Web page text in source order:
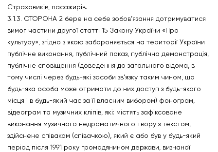
Страховиків, пасажирів.
3.1.3. СТОРОНА 2 бере на себе зобов’язання дотримуватися
вимог частини другої статті 15 Закону України «Про
культуру», згідно з якою забороняється на території України
публічне виконання, публічний показ, публічна демонстрація,
публічне сповіщення (доведення до загального відома, в
тому числі через будь-які засоби зв’язку таким чином, що
будь-яка особа може отримати до них доступ з будь-якого
місця і в будь-який час за її власним вибором) фонограм,
відеограм та музичних кліпів, які: містять зафіксоване
виконання музичного недраматичного твору з текстом,
здійснене співаком (співачкою), який є або був у будь-який
період після 1991 року громадянином держави, визнаної